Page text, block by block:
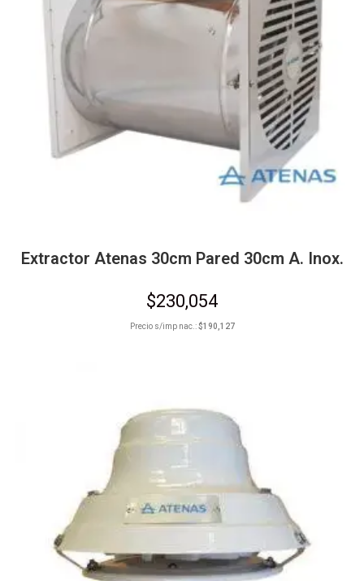
Extractor Atenas 30cm Pared 30cm A. Inox.
$230,054
Precio s/imp nac.:$190,127